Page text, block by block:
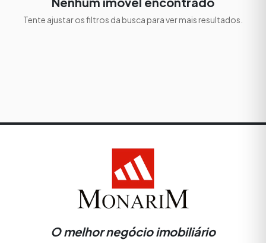
Tente ajustar os filtros da busca para ver mais resultados.
O melhor negócio imobiliário